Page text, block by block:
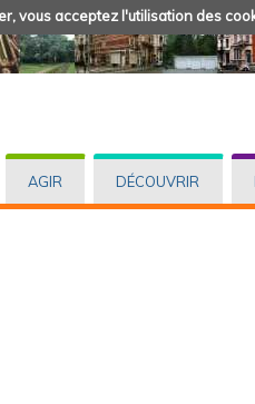
vous acceptez l'utilisation des
AGIR DÉCOUVRIR